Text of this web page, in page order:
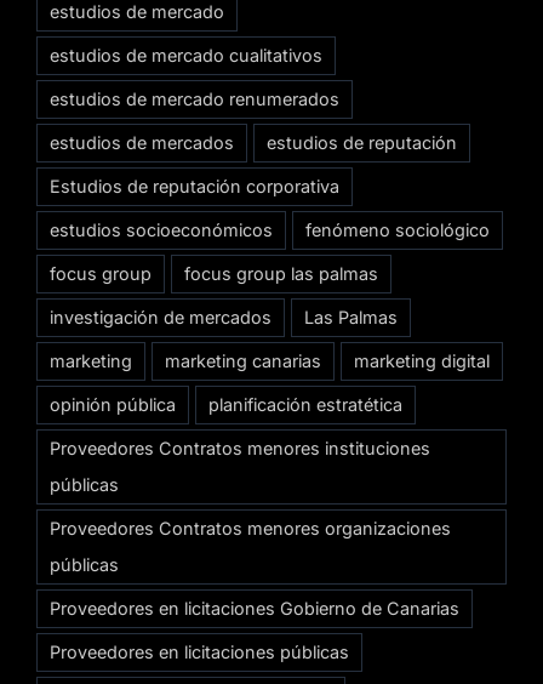
estudios de mercado
estudios de mercado cualitativos
estudios de mercado renumerados
estudios de mercados estudios de reputación
Estudios de reputación corporativa
estudios socioeconómicos fenómeno sociológico
focus group focus group las palmas
investigación de mercados Las Palmas
marketing marketing canarias marketing digital
opinión pública planificación estratética
Proveedores Contratos menores instituciones
públicas
Proveedores Contratos menores organizaciones
públicas
Proveedores en licitaciones Gobierno de Canarias
Proveedores en licitaciones públicas